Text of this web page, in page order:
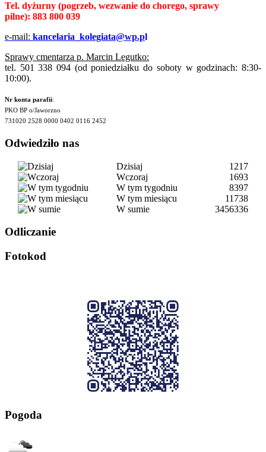
Tel. dyżurny (pogrzeb, wezwanie do chorego, sprawy
pilne): 883 800 039
e-mail: kancelaria_kolegiata@wp.pl
Sprawy cmentarza p. Marcin Legutko:
tel. 501 338 094 (od poniedziałku do soboty w godzinach: 8:30-
10:00).
Nr konta parafii:
PKO BP o/Jaworzno
731020 2528 0000 0402 0116 2452
Odwiedziło nas
Dzisiaj
1217
Wczoraj
1693
W tym tygodniu
8397
W tym miesiącu
11738
W sumie
3456336
Odliczanie
Fotokod
Pogoda